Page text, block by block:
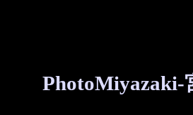
PhotoMiyazaki-